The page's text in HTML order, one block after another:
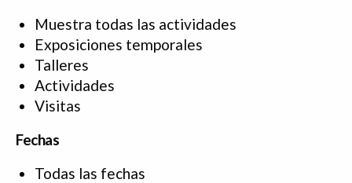
Muestra todas las actividades
Exposiciones temporales
Talleres
Actividades
Visitas
Fechas
Todas las fechas